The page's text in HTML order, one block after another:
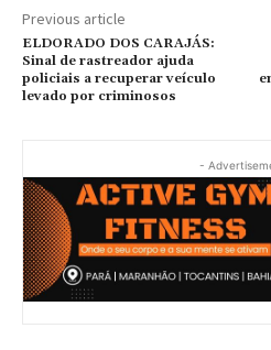
Previous article
ELDORADO DOS CARAJÁS:
Sinal de rastreador ajuda
policiais a recuperar veículo
levado por criminosos
-